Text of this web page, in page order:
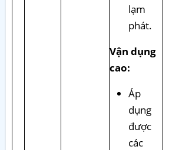
lạm
phát.
Vận dụng
cao:
Áp
dụng
được
các